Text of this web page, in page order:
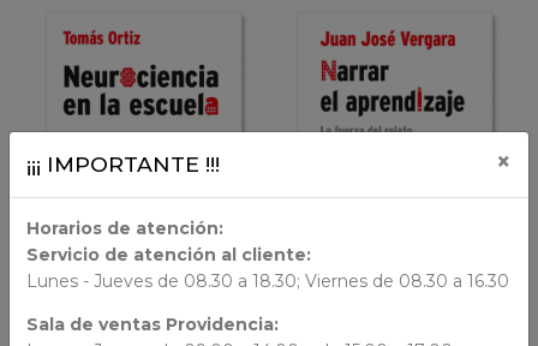
LIBRO FÍSICO
AÑADIR AL CARRO
LIBRO FÍSICO
AÑADIR AL CARRO
¡¡¡ IMPORTANTE !!! ×
Horarios de atención:
Servicio de atención al cliente:
Lunes - Jueves de 08.30 a 18.30; Viernes de 08.30 a 16.30
Sala de ventas Providencia: